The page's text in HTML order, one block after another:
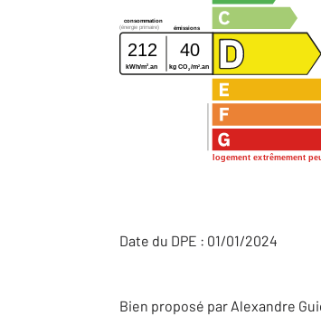
logement extrêmement
consommation
émissions
(énergie primaire)
212 40
kWh/m2 .an kg CO2 /m2 .an
Date du DPE : 01/01/2024
Bien proposé par Alexandre